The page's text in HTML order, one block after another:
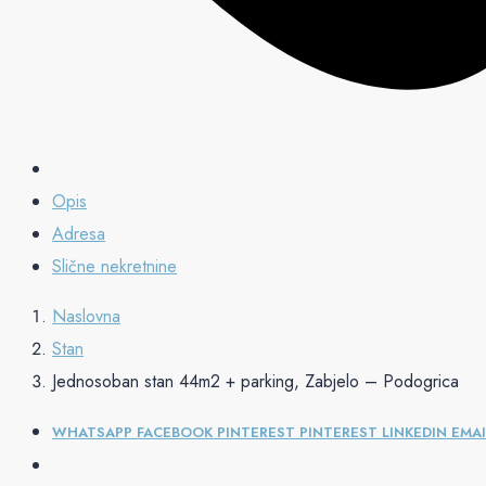
Opis
Adresa
Slične nekretnine
Naslovna
Stan
Jednosoban stan 44m2 + parking, Zabjelo – Podogrica
WHATSAPP FACEBOOK PINTEREST PINTEREST LINKEDIN